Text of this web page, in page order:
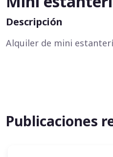
Descripción
Alquiler de mini
Publicaciones